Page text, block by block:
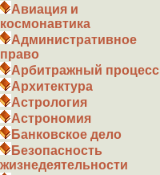
Авиация и
космонавтика
Административное
право
Арбитражный процесс
Архитектура
Астрология
Астрономия
Банковское дело
Безопасность
жизнедеятельности